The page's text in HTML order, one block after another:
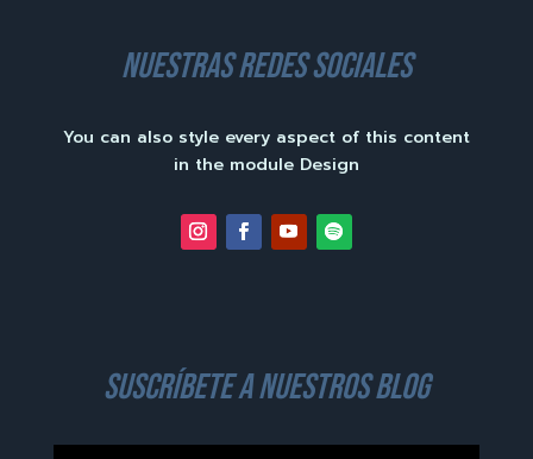
nuestras redes sociales
You can also style every aspect of this content
in the module Design
suscríbete a nuestros blog